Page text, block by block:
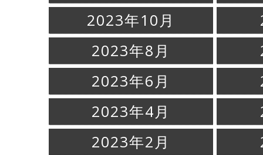
2023年10月
2023年8月
2023年6月
2023年4月
2023年2月